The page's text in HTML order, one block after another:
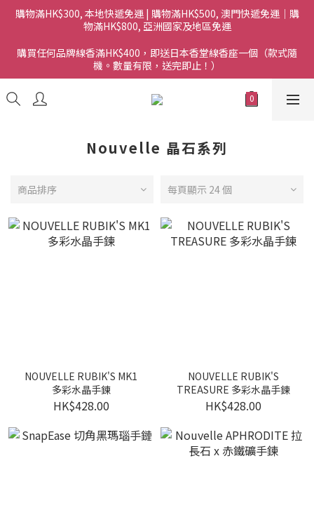
購物滿HK$300, 本地快遞免運 | 購物滿HK$500, 澳門快遞免運｜購
物滿HK$800, 亞洲國家及地區免運
購買任何品牌線香滿HK$400，即送日本香堂線香座一個（款式隨
機。數量有限，送完即止！）
Nouvelle 晶石系列
商品排序 每頁顯示 24 個
NOUVELLE RUBIK'S MK1
多彩水晶手鍊
HK$428.00
NOUVELLE RUBIK'S
TREASURE 多彩水晶手鍊
HK$428.00